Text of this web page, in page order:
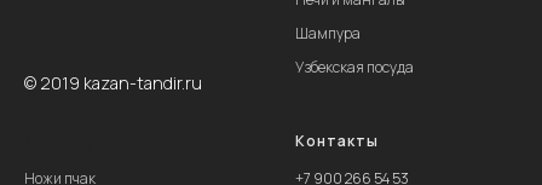
© 2019 kazan-tandir.ru
Шампура
Узбекская посуда
Ножи пчак
Контакты
+7 900 266 54 53